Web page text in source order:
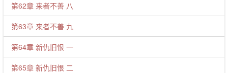
第62章 来者不善 八
第63章 来者不善 九
第64章 新仇旧恨 一
第65章 新仇旧恨 二